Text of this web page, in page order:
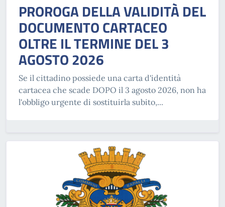
PROROGA DELLA VALIDITÀ DEL
DOCUMENTO CARTACEO
OLTRE IL TERMINE DEL 3
AGOSTO 2026
Se il cittadino possiede una carta d'identità
cartacea che scade DOPO il 3 agosto 2026, non ha
l'obbligo urgente di sostituirla subito,...